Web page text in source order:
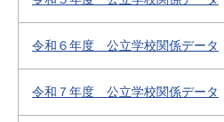
令和６年度 公立学校関係データ
令和７年度 公立学校関係データ